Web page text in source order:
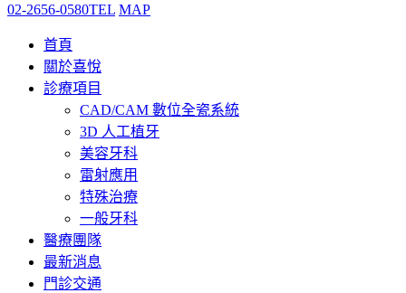
02-2656-0580TEL MAP
首頁
關於喜悅
診療項目
CAD/CAM 數位全瓷系統
3D 人工植牙
美容牙科
雷射應用
特殊治療
一般牙科
醫療團隊
最新消息
門診交通